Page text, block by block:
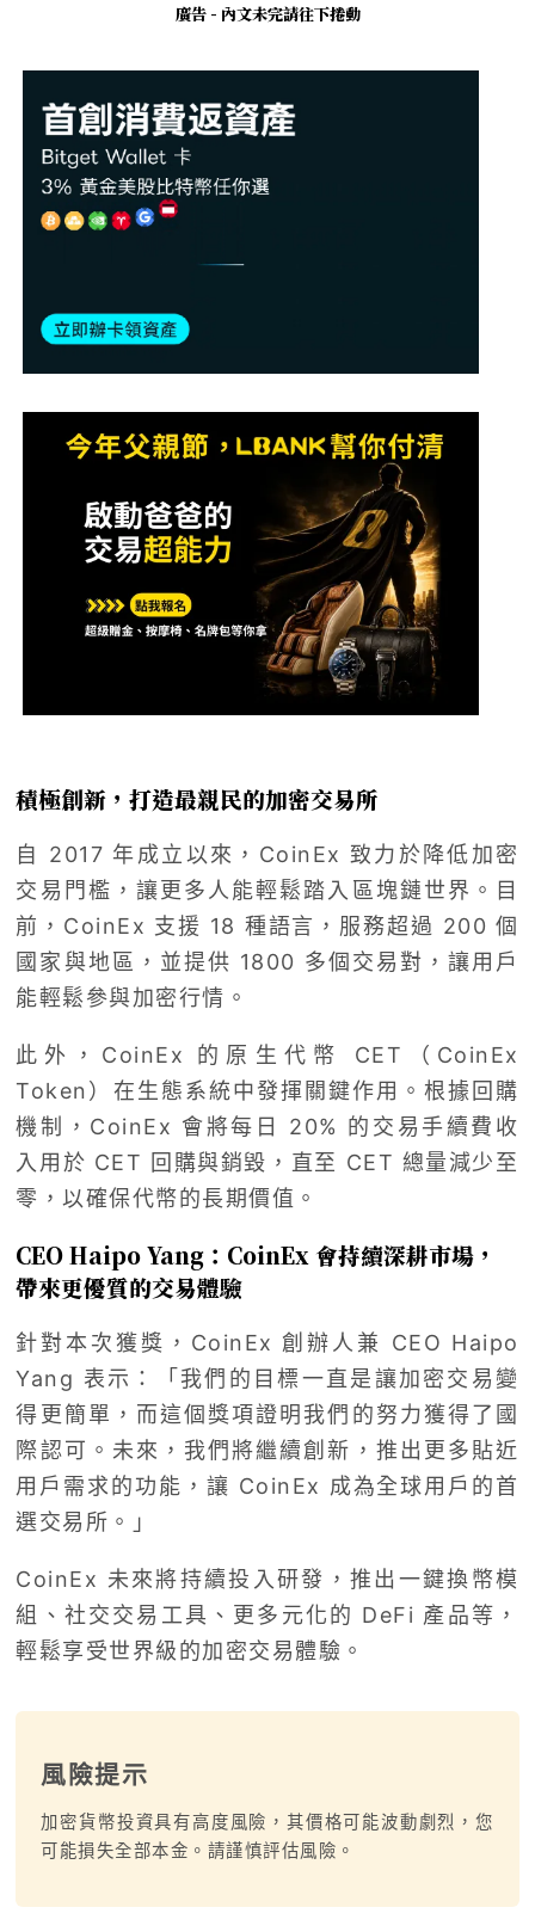
廣告 - 內文未完請往下捲動
積極創新，打造最親民的加密交易所
自 2017 年成立以來，CoinEx 致力於降低加密
交易門檻，讓更多人能輕鬆踏入區塊鏈世界。目
前，CoinEx 支援 18 種語言，服務超過 200 個
國家與地區，並提供 1800 多個交易對，讓用戶
能輕鬆參與加密行情。
此外，CoinEx 的原生代幣 CET（CoinEx
Token）在生態系統中發揮關鍵作用。根據回購
機制，CoinEx 會將每日 20% 的交易手續費收
入用於 CET 回購與銷毀，直至 CET 總量減少至
零，以確保代幣的長期價值。
CEO Haipo Yang：CoinEx 會持續深耕市場，
帶來更優質的交易體驗
針對本次獲獎，CoinEx 創辦人兼 CEO Haipo
Yang 表示：「我們的目標一直是讓加密交易變
得更簡單，而這個獎項證明我們的努力獲得了國
際認可。未來，我們將繼續創新，推出更多貼近
用戶需求的功能，讓 CoinEx 成為全球用戶的首
選交易所。」
CoinEx 未來將持續投入研發，推出一鍵換幣模
組、社交交易工具、更多元化的 DeFi 產品等，
輕鬆享受世界級的加密交易體驗。
風險提示
加密貨幣投資具有高度風險，其價格可能波動劇烈，您
可能損失全部本金。請謹慎評估風險。